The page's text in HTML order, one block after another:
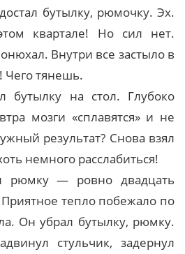
бутылку, рюмочку. Эх.
квартале! Но сил нет.
Внутри все застыло в
Чего тянешь.
бутылку на стол. Глубоко
мозги «сплавятся» и не
результат? Снова взял
немного расслабиться!
рюмку — ровно двадцать
тепло побежало по
Он убрал бутылку, рюмку.
стульчик, задернул